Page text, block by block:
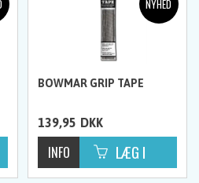
BOWMAR GRIP TAPE
139,95 DKK